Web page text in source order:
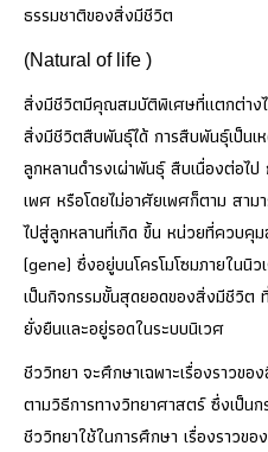
ธรรมชาติของสิ่งมีชีวิต
(Natural of life )
สิ่งมีชีวิตมีคุณสมบัติพิเศษที่แตกต่าง
สิ่งมีชีวิตสืบพันธุ์ได้ การสืบพันธุ์เป็น
ลูกหลานดำรงเผ่าพันธุ์ สืบเนื่องต่อไ
เพศ หรือโดยไม่อาศัยเพศก็ตาม สา
ไปสู่ลูกหลานที่เกิด ขึ้น หน่วยที่ควบคุ
(gene) ซึ่งอยู่บนโครโมโซมภายในนิ
เป็นกิจกรรมขั้นสุดยอดของสิ่งมีชีวิต
ยั่งยืนและอยู่รอดในระบบนิเวศ
ชีววิทยา จะศึกษาเฉพาะเรื่องราวข
ตามวิธีการทางวิทยาศาสตร์ ซึ่งเป็น
ชีววิทยาใช้ในการศึกษา เรื่องราวข